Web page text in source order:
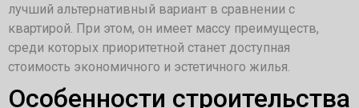
лучший альтернативный вариант в сравнении с
квартирой. При этом, он имеет массу преимуществ,
среди которых приоритетной станет доступная
стоимость экономичного и эстетичного жилья.
Особенности строительства